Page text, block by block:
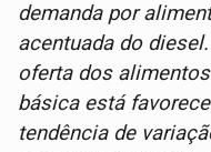
demanda por
acentuada do
oferta dos
básica está
tendência de